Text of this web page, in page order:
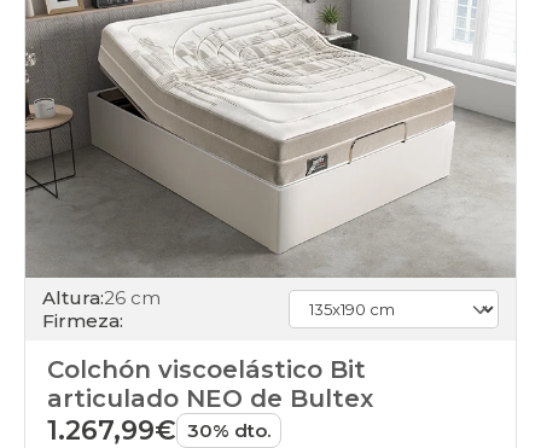
Altura:26 cm
Firmeza:
Colchón viscoelástico Bit
articulado NEO de Bultex
1.267,99€ 30% dto.